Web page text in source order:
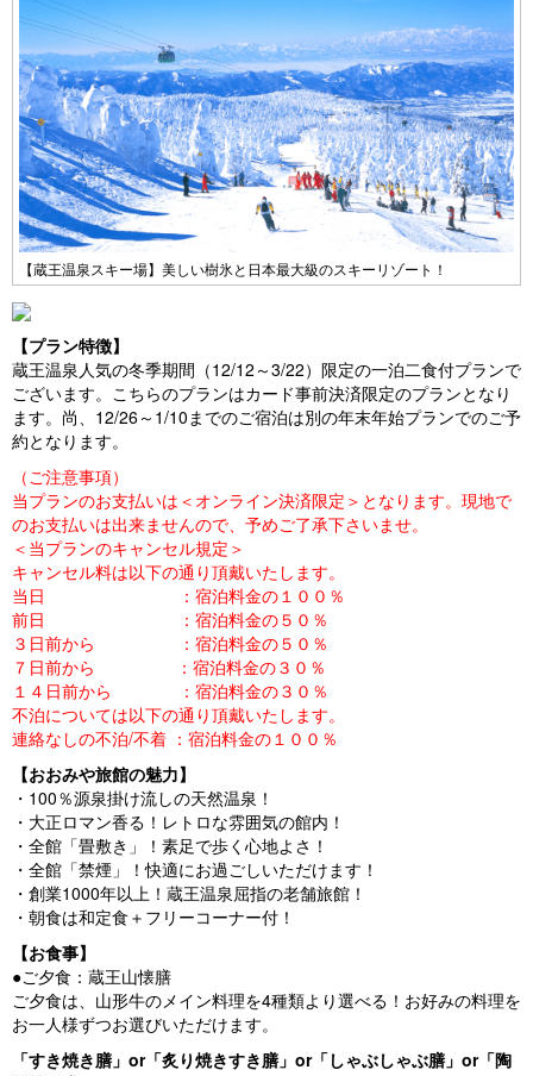
【蔵王温泉スキー場】美しい樹氷と日本最大級のスキーリゾート！
【プラン特徴】
蔵王温泉人気の冬季期間（12/12～3/22）限定の一泊二食付プランで
ございます。こちらのプランはカード事前決済限定のプランとなり
ます。尚、12/26～1/10までのご宿泊は別の年末年始プランでのご予
約となります。
（ご注意事項）
当プランのお支払いは＜オンライン決済限定＞となります。現地で
のお支払いは出来ませんので、予めご了承下さいませ。
＜当プランのキャンセル規定＞
キャンセル料は以下の通り頂戴いたします。
当日 ：宿泊料金の１００％
前日 ：宿泊料金の５０％
３日前から ：宿泊料金の５０％
７日前から ：宿泊料金の３０％
１４日前から ：宿泊料金の３０％
不泊については以下の通り頂戴いたします。
連絡なしの不泊/不着 ：宿泊料金の１００％
【おおみや旅館の魅力】
・100％源泉掛け流しの天然温泉！
・大正ロマン香る！レトロな雰囲気の館内！
・全館「畳敷き」！素足で歩く心地よさ！
・全館「禁煙」！快適にお過ごしいただけます！
・創業1000年以上！蔵王温泉屈指の老舗旅館！
・朝食は和定食＋フリーコーナー付！
【お食事】
●ご夕食：蔵王山懐膳
ご夕食は、山形牛のメイン料理を4種類より選べる！お好みの料理を
お一人様ずつお選びいただけます。
「すき焼き膳」or「炙り焼きすき膳」or「しゃぶしゃぶ膳」or「陶